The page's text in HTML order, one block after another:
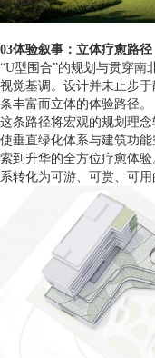
03体验叙事：立体疗愈路径
“U型围合”的规划与贯穿南
视觉基调。设计并未止步
条丰富而立体的体验路径。
这条路径将宏观的规划理
使垂直绿化体系与建筑功
索到升华的全方位疗愈体
系转化为可游、可赏、可用